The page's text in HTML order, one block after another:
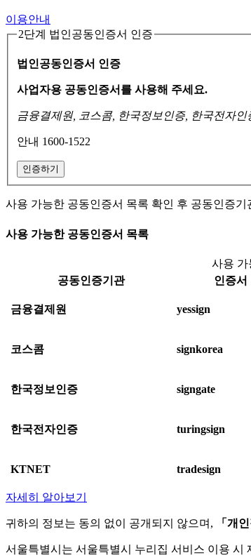
이용안내
2단계 법인공동인증서 인증
법인공동인증서 인증
사업자용 공동인증서를 사용해 주세요.
금융결제원, 코스콤, 한국정보인증, 한국전자인
안내 1600-1522
인증하기
사용 가능한 공동인증서 목록 확인 후 공동인증
사용 가능한 공동인증서 목록
사용 가
공동인증기관
인증서
금융결제원 yessign
코스콤 signkorea
한국정보인증 signgate
한국전자인증 turingsign
KTNET tradesign
자세히 알아보기
귀하의 정보는 동의 없이 공개되지 않으며, 「개
서울특별시는 서울특별시 누리집 서비스 이용